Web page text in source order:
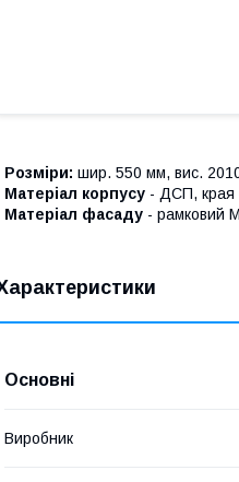
Розміри: шир. 550 мм, вис.
Матеріал корпусу - ДСП, края
Матеріал фасаду - рамковий
Основні
Виробник